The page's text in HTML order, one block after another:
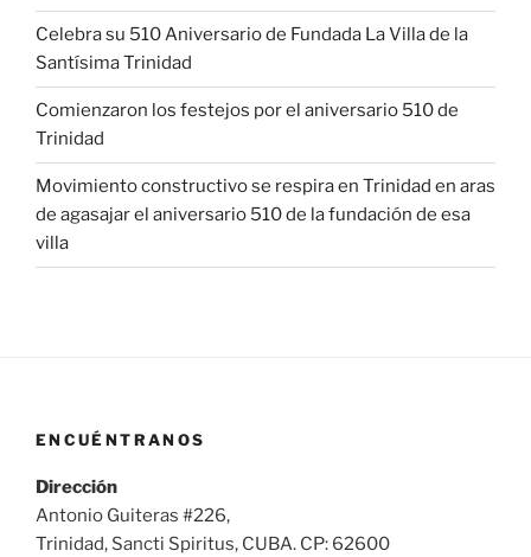
Celebra su 510 Aniversario de Fundada La Villa de la
Santísima Trinidad
Comienzaron los festejos por el aniversario 510 de
Trinidad
Movimiento constructivo se respira en Trinidad en aras
de agasajar el aniversario 510 de la fundación de esa
villa
ENCUÉNTRANOS
Dirección
Antonio Guiteras #226,
Trinidad, Sancti Spiritus, CUBA. CP: 62600